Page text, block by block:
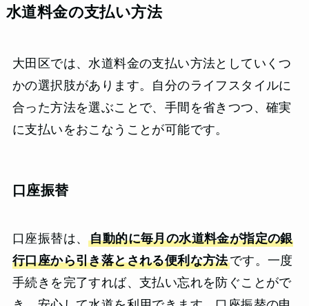
水道料金の支払い方法
大田区では、水道料金の支払い方法としていくつ
かの選択肢があります。自分のライフスタイルに
合った方法を選ぶことで、手間を省きつつ、確実
に支払いをおこなうことが可能です。
口座振替
口座振替は、自動的に毎月の水道料金が指定の銀
行口座から引き落とされる便利な方法です。一度
手続きを完了すれば、支払い忘れを防ぐことがで